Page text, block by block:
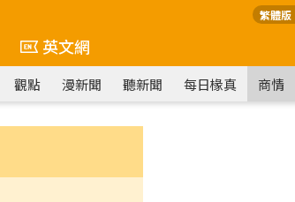
繁體版
英文網
觀點 漫新聞 聽新聞 每日椽真 商情